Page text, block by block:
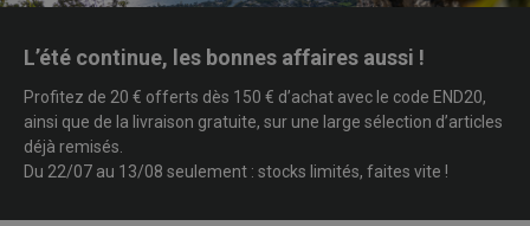
L’été continue, les bonnes affaires aussi !
Profitez de 20 € offerts dès 150 € d’achat avec le code END20,
ainsi que de la livraison gratuite, sur une large sélection d’articles
déjà remisés.
Du 22/07 au 13/08 seulement : stocks limités, faites vite !